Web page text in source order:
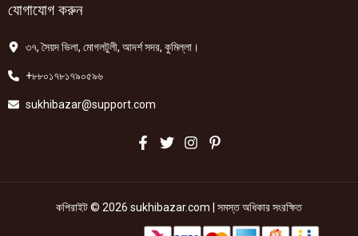
যোগাযোগ করুন
৩৭, সৈয়দ ভিলা, মোগলটুলী, আদর্শ সদর, কুমিল্লা।
+৮৮০১৭৮১৭৯০৫৯৬
sukhibazar@support.com
কপিরাইট © 2026 sukhibazar.com | সমস্ত অধিকার সংরক্ষিত